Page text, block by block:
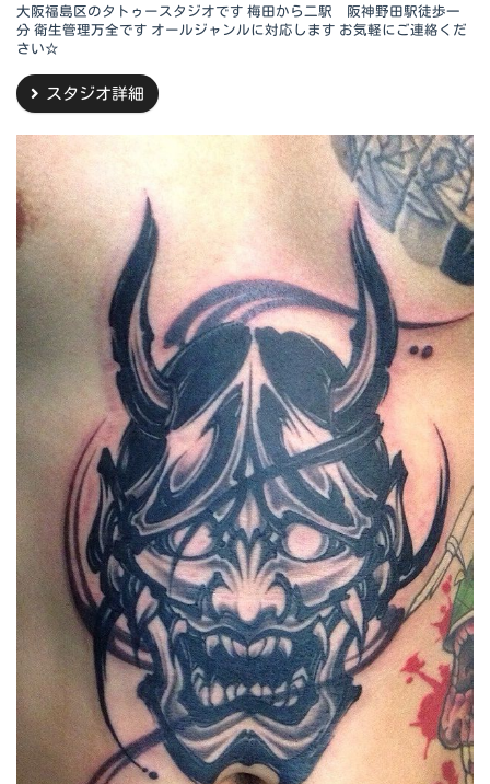
大阪福島区のタトゥースタジオです 梅田から二駅 阪神野田駅徒歩一
分 衛生管理万全です オールジャンルに対応します お気軽にご連絡くだ
さい☆
スタジオ詳細